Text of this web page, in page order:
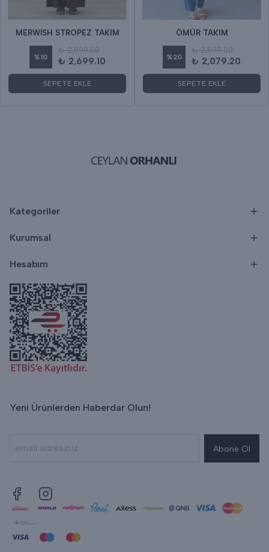
MERWİSH STROPEZ TAKIM
%10
₺ 2,999.00
₺ 2,699.10
SEPETE EKLE
ÖMÜR TAKIM
%20
₺ 2,599.00
₺ 2,079.20
SEPETE EKLE
Kategoriler
Kurumsal
Hesabım
Yeni Ürünlerden Haberdar Olun!
Abone Ol